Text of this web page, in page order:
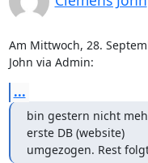
Am Mittwoch, 28.
John via Admin:
...
bin gestern nicht
erste DB (website)
umgezogen. Rest